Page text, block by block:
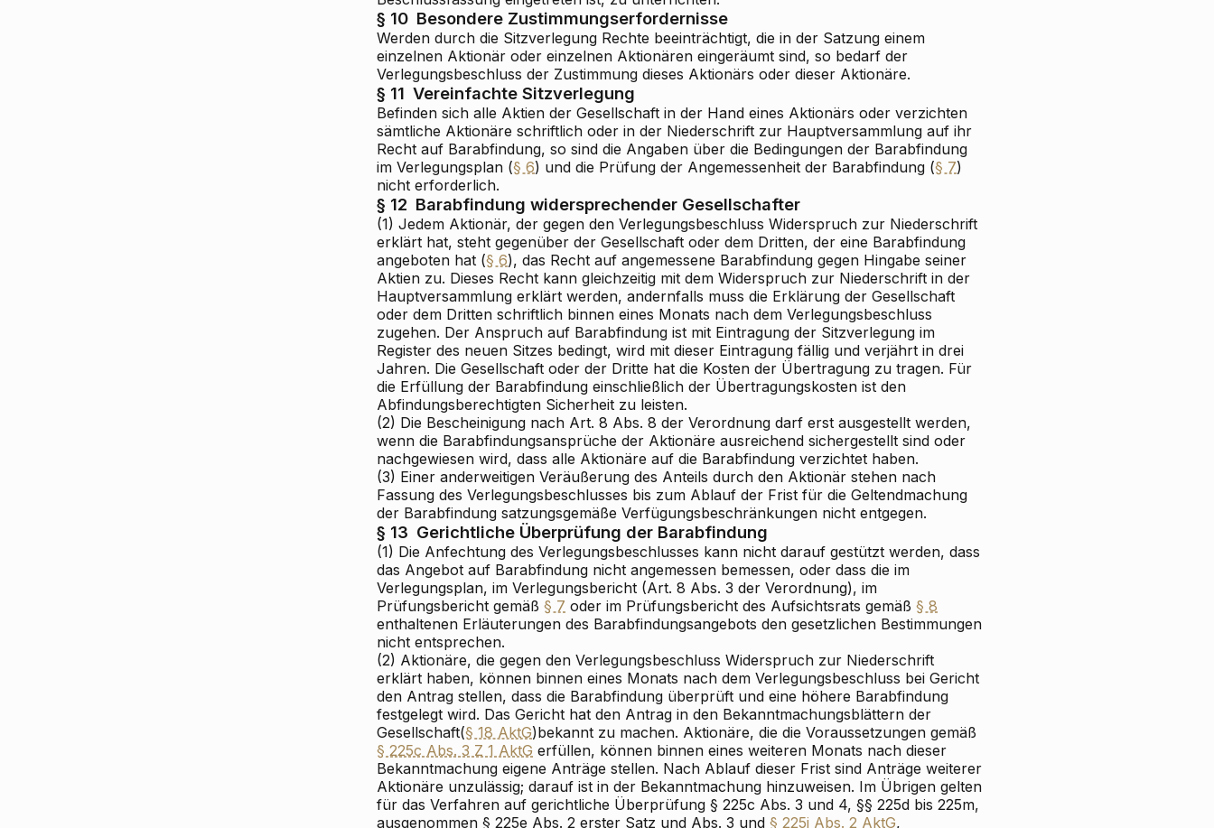
§ 10 Besondere Zustimmungserfordernisse
Werden durch die Sitzverlegung Rechte beeinträchtigt, die in der Satzung einem
einzelnen Aktionär oder einzelnen Aktionären eingeräumt sind, so bedarf der
Verlegungsbeschluss der Zustimmung dieses Aktionärs oder dieser Aktionäre.
§ 11 Vereinfachte Sitzverlegung
Befinden sich alle Aktien der Gesellschaft in der Hand eines Aktionärs oder verzichten
sämtliche Aktionäre schriftlich oder in der Niederschrift zur Hauptversammlung auf ihr
Recht auf Barabfindung, so sind die Angaben über die Bedingungen der Barabfindung
im Verlegungsplan (§ 6) und die Prüfung der Angemessenheit der Barabfindung (§ 7)
nicht erforderlich.
§ 12 Barabfindung widersprechender Gesellschafter
(1) Jedem Aktionär, der gegen den Verlegungsbeschluss Widerspruch zur Niederschrift
erklärt hat, steht gegenüber der Gesellschaft oder dem Dritten, der eine Barabfindung
angeboten hat (§ 6), das Recht auf angemessene Barabfindung gegen Hingabe seiner
Aktien zu. Dieses Recht kann gleichzeitig mit dem Widerspruch zur Niederschrift in der
Hauptversammlung erklärt werden, andernfalls muss die Erklärung der Gesellschaft
oder dem Dritten schriftlich binnen eines Monats nach dem Verlegungsbeschluss
zugehen. Der Anspruch auf Barabfindung ist mit Eintragung der Sitzverlegung im
Register des neuen Sitzes bedingt, wird mit dieser Eintragung fällig und verjährt in drei
Jahren. Die Gesellschaft oder der Dritte hat die Kosten der Übertragung zu tragen. Für
die Erfüllung der Barabfindung einschließlich der Übertragungskosten ist den
Abfindungsberechtigten Sicherheit zu leisten.
(2) Die Bescheinigung nach Art. 8 Abs. 8 der Verordnung darf erst ausgestellt werden,
wenn die Barabfindungsansprüche der Aktionäre ausreichend sichergestellt sind oder
nachgewiesen wird, dass alle Aktionäre auf die Barabfindung verzichtet haben.
(3) Einer anderweitigen Veräußerung des Anteils durch den Aktionär stehen nach
Fassung des Verlegungsbeschlusses bis zum Ablauf der Frist für die Geltendmachung
der Barabfindung satzungsgemäße Verfügungsbeschränkungen nicht entgegen.
§ 13 Gerichtliche Überprüfung der Barabfindung
(1) Die Anfechtung des Verlegungsbeschlusses kann nicht darauf gestützt werden, dass
das Angebot auf Barabfindung nicht angemessen bemessen, oder dass die im
Verlegungsplan, im Verlegungsbericht (Art. 8 Abs. 3 der Verordnung), im
Prüfungsbericht gemäß § 7 oder im Prüfungsbericht des Aufsichtsrats gemäß § 8
enthaltenen Erläuterungen des Barabfindungsangebots den gesetzlichen Bestimmungen
nicht entsprechen.
(2) Aktionäre, die gegen den Verlegungsbeschluss Widerspruch zur Niederschrift
erklärt haben, können binnen eines Monats nach dem Verlegungsbeschluss bei Gericht
den Antrag stellen, dass die Barabfindung überprüft und eine höhere Barabfindung
festgelegt wird. Das Gericht hat den Antrag in den Bekanntmachungsblättern der
Gesellschaft(§ 18 AktG)bekannt zu machen. Aktionäre, die die Voraussetzungen gemäß
§ 225c Abs. 3 Z 1 AktG erfüllen, können binnen eines weiteren Monats nach dieser
Bekanntmachung eigene Anträge stellen. Nach Ablauf dieser Frist sind Anträge weiterer
Aktionäre unzulässig; darauf ist in der Bekanntmachung hinzuweisen. Im Übrigen gelten
für das Verfahren auf gerichtliche Überprüfung § 225c Abs. 3 und 4, §§ 225d bis 225m,
ausgenommen § 225e Abs. 2 erster Satz und Abs. 3 und § 225j Abs. 2 AktG,